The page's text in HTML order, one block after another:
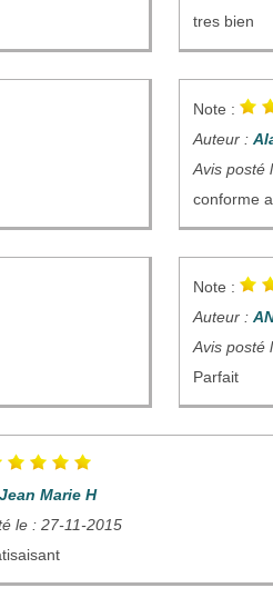
tres bien
Note :
Auteur :
Avis posté
conforme
Note :
Auteur :
Avis posté
Parfait
Jean Marie H
le : 27-11-2015